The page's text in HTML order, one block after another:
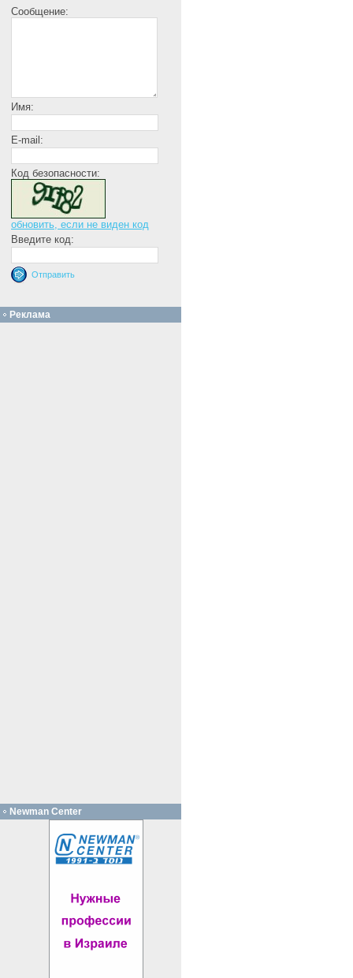
Сообщение:
Имя:
E-mail:
Код безопасности:
обновить, если не виден код
Введите код:
Реклама
Newman Center